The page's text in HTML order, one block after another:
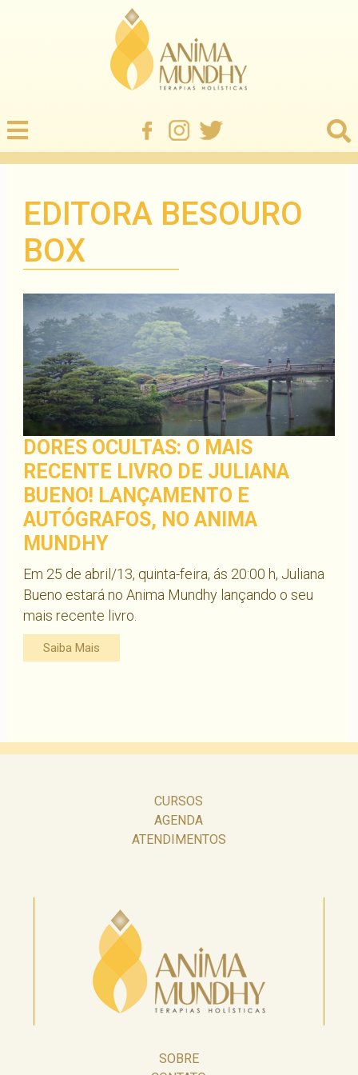
EDITORA BESOURO
BOX
DORES OCULTAS: O MAIS
RECENTE LIVRO DE JULIANA
BUENO! LANÇAMENTO E
AUTÓGRAFOS, NO ANIMA
MUNDHY
Em 25 de abril/13, quinta-feira, ás 20:00 h, Juliana
Bueno estará no Anima Mundhy lançando o seu
mais recente livro.
Saiba Mais
CURSOS
AGENDA
ATENDIMENTOS
SOBRE